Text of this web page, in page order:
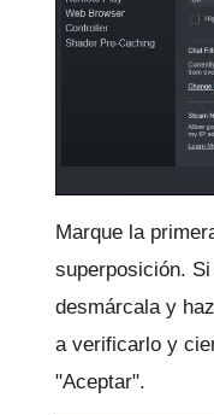
Marque la
superposición.
desmárcala y
a verificarlo y
"Aceptar".